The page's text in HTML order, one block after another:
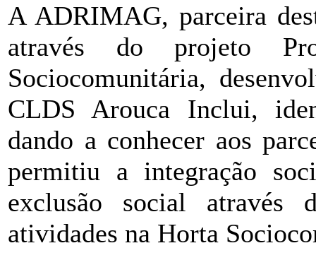
A ADRIMAG, parceira
através do projeto
Sociocomunitária,
CLDS Arouca Inclui,
dando a conhecer aos
permitiu a integração
exclusão social através
atividades na Horta